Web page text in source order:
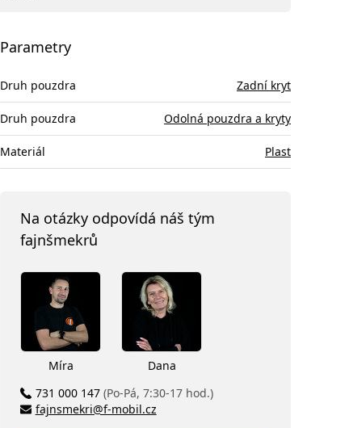
Parametry
Druh pouzdra Zadní kryt
Druh pouzdra Odolná pouzdra a kryty
Materiál Plast
Na otázky odpovídá náš tým
fajnšmekrů
Míra
Dana
731 000 147 (Po-Pá, 7:30-17 hod.)
fajnsmekri@f-mobil.cz